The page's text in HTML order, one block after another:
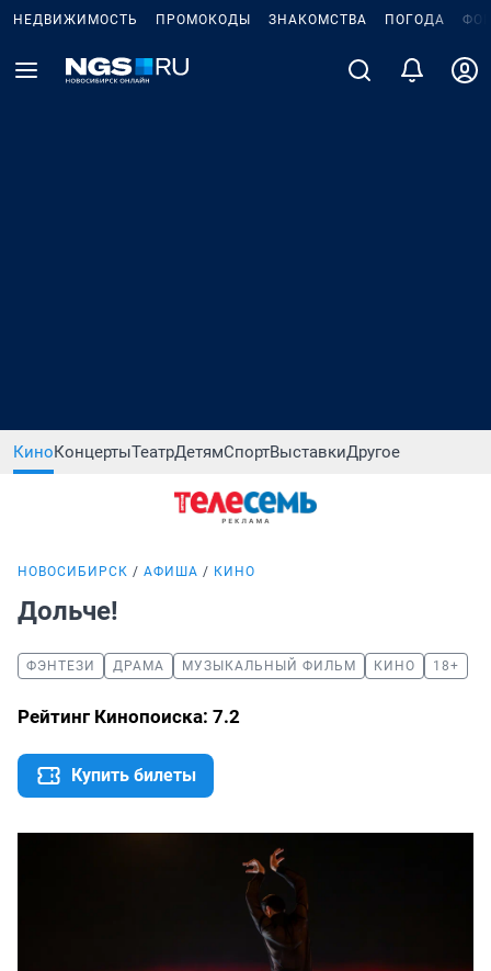
НЕДВИЖИМОСТЬ ПРОМОКОДЫ ЗНАКОМСТВА ПОГОДА
КиноКонцертыТеатрДетямСпортВыставкиДругое
НОВОСИБИРСК АФИША КИНО
Дольче!
ФЭНТЕЗИ ДРАМА МУЗЫКАЛЬНЫЙ ФИЛЬМ КИНО 18+
Рейтинг Кинопоиска: 7.2
Купить билеты